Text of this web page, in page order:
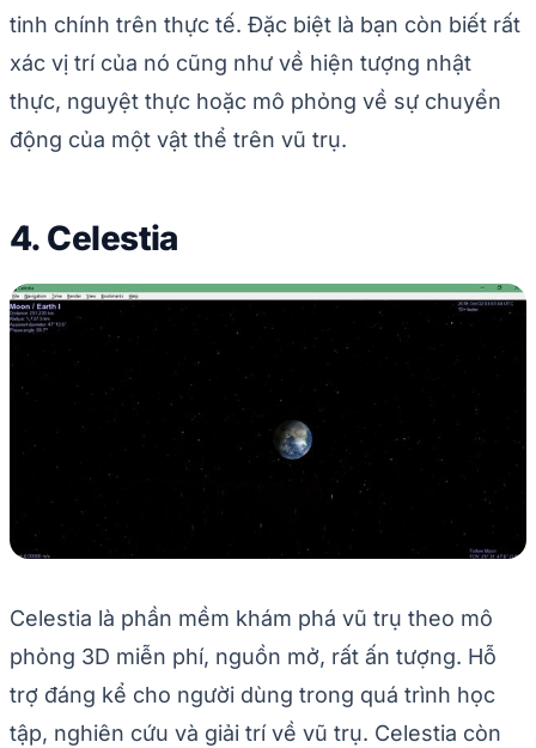
tinh chính trên thực tế. Đặc biệt là bạn còn biết rất
xác vị trí của nó cũng như về hiện tượng nhật
thực, nguyệt thực hoặc mô phỏng về sự chuyển
động của một vật thể trên vũ trụ.
4. Celestia
Celestia là phần mềm khám phá vũ trụ theo mô
phỏng 3D miễn phí, nguồn mở, rất ấn tượng. Hỗ
trợ đáng kể cho người dùng trong quá trình học
tập, nghiên cứu và giải trí về vũ trụ. Celestia còn